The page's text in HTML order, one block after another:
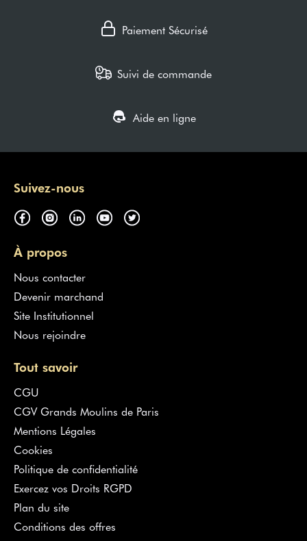
Paiement Sécurisé
Suivi de commande
Aide en ligne
Suivez-nous
À propos
Nous contacter
Devenir marchand
Site Institutionnel
Nous rejoindre
Tout savoir
CGU
CGV Grands Moulins de Paris
Mentions Légales
Cookies
Politique de confidentialité
Exercez vos Droits RGPD
Plan du site
Conditions des offres